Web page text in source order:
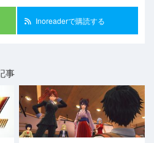
Inoreaderで購読する
事